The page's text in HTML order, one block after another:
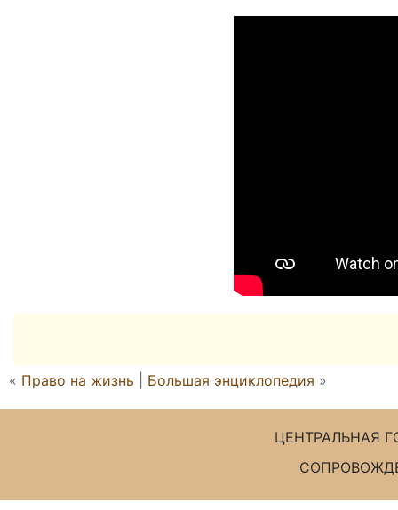
« Право на жизнь Большая энциклопедия »
ЦЕНТРАЛЬНАЯ